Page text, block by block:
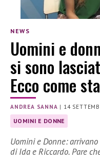
NEWS
Uomini e
si sono
Ecco come
ANDREA SANNA | 14
UOMINI E DONNE
Uomini e Donne:
di Ida e Riccardo. Pare